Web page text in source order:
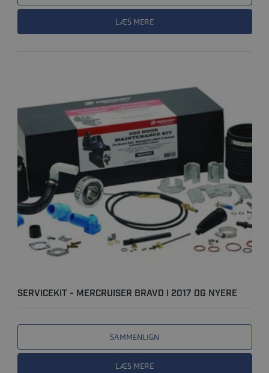
LÆS MERE
SERVICEKIT - MERCRUISER BRAVO I 2017 OG NYERE
SAMMENLIGN
LÆS MERE